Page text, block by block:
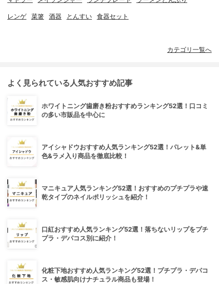
レンゲ 菜箸 酒器 とんすい 食器セット
カテゴリ一覧へ
よく見られている人気おすすめ記事
ホワイトニング歯磨き粉おすすめランキング52選！口コミ
の多い市販品を中心に
アイシャドウおすすめ人気ランキング52選！パレット&単
色&ラメ入り商品を徹底比較！
マニキュア人気ランキング52選！おすすめのプチプラや速
乾タイプのネイルポリッシュを紹介！
口紅おすすめ人気ランキング52選！落ちないリップをプチ
プラ・デパコス別に紹介！
化粧下地おすすめ人気ランキング52選！プチプラ・デパコ
ス・敏感肌向けナチュラル商品も登場！